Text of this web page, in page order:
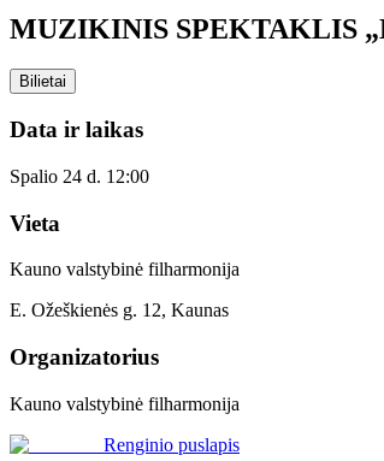
MUZIKINIS SPEKTAKLIS
Bilietai
Data ir laikas
Spalio 24 d. 12:00
Vieta
Kauno valstybinė filharmonija
E. Ožeškienės g. 12, Kaunas
Organizatorius
Kauno valstybinė filharmonija
Renginio puslapis